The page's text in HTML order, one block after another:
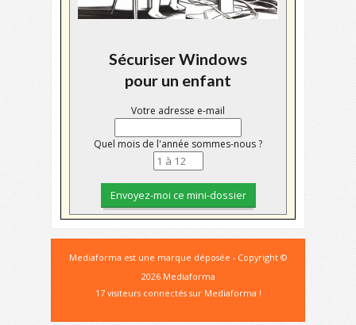
Sécuriser Windows
pour un enfant
Votre adresse e-mail
Quel mois de l'année sommes-nous ?
Mediaforma est une marque déposée - Copyright ©
2026 Mediaforma
17 visiteurs connectés sur Mediaforma !